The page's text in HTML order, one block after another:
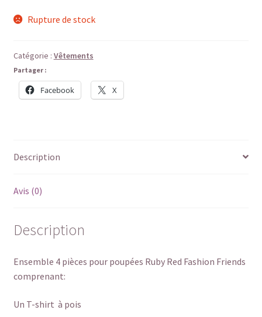
Rupture de stock
Catégorie : Vêtements
Partager :
Facebook X
Description
Avis (0)
Description
Ensemble 4 pièces pour poupées Ruby Red Fashion Friends
comprenant:
Un T-shirt à pois